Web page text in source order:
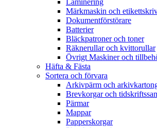
Laminering
Märkmaskin och
Dokumentförstörare
Batterier
Bläckpatroner och toner
Räknerullar och kvittorullar
Övrigt Maskiner och
Häfta & Fästa
Sortera och förvara
Arkivpärm och
Brevkorgar och
Pärmar
Mappar
Papperskorgar